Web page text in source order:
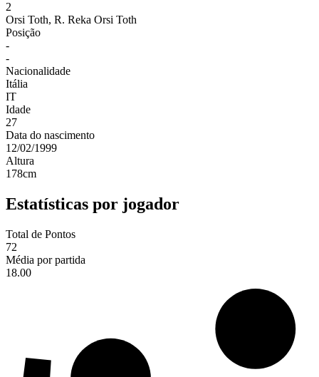
2
Orsi Toth, R. Reka Orsi Toth
Posição
-
-
Nacionalidade
Itália
IT
Idade
27
Data do nascimento
12/02/1999
Altura
178cm
Estatísticas por jogador
Total de Pontos
72
Média por partida
18.00